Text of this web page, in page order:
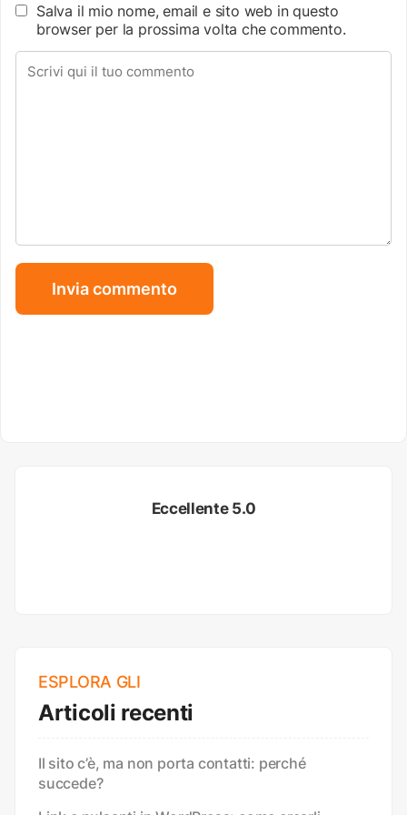
Salva il mio nome, email e sito web in questo
browser per la prossima volta che commento.
Eccellente 5.0
ESPLORA GLI
Articoli recenti
Il sito c’è, ma non porta contatti: perché
succede?